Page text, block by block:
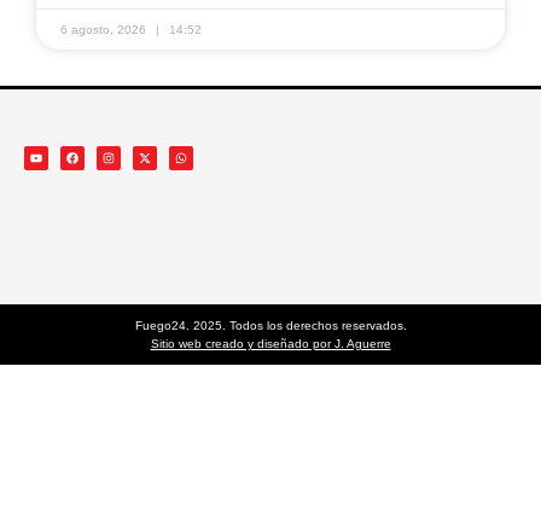
6 agosto, 2026 14:52
Fuego24. 2025. Todos los derechos reservados.
Sitio web creado y diseñado por J. Aguerre